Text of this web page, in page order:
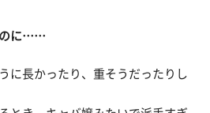
のに……
に長かったり、重そうだったりし